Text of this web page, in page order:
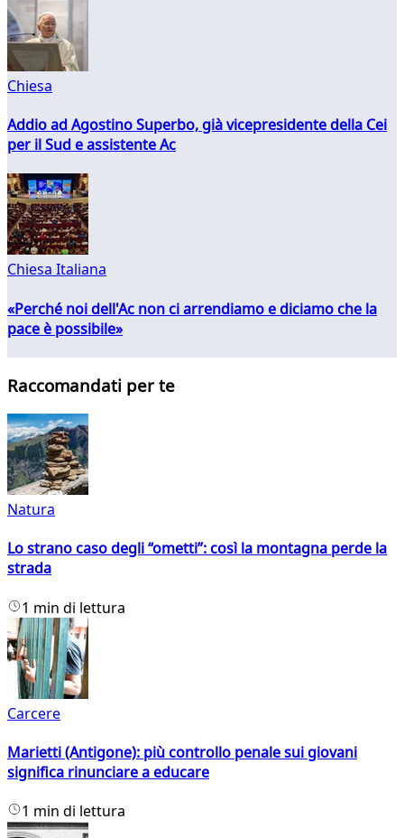
Chiesa
Addio ad Agostino Superbo, già vicepresidente della Cei
per il Sud e assistente Ac
Chiesa Italiana
«Perché noi dell'Ac non ci arrendiamo e diciamo che la
pace è possibile»
Raccomandati per te
Natura
Lo strano caso degli “ometti”: così la montagna perde la
strada
1 min di lettura
Carcere
Marietti (Antigone): più controllo penale sui giovani
significa rinunciare a educare
1 min di lettura